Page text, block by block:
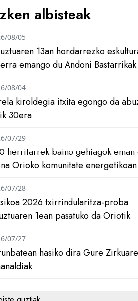
albisteak
13an hondarrezko
emango du Andoni Bastarrikak
08/05
kiroldegia itxita egongo da
30era
08/04
herritarrek baino gehiagok eman
Orioko komunitate energetikoan
07/29
2026 txirrindularitza-proba
1ean pasatuko da Oriotik
07/28
hasiko dira Gure
07/27